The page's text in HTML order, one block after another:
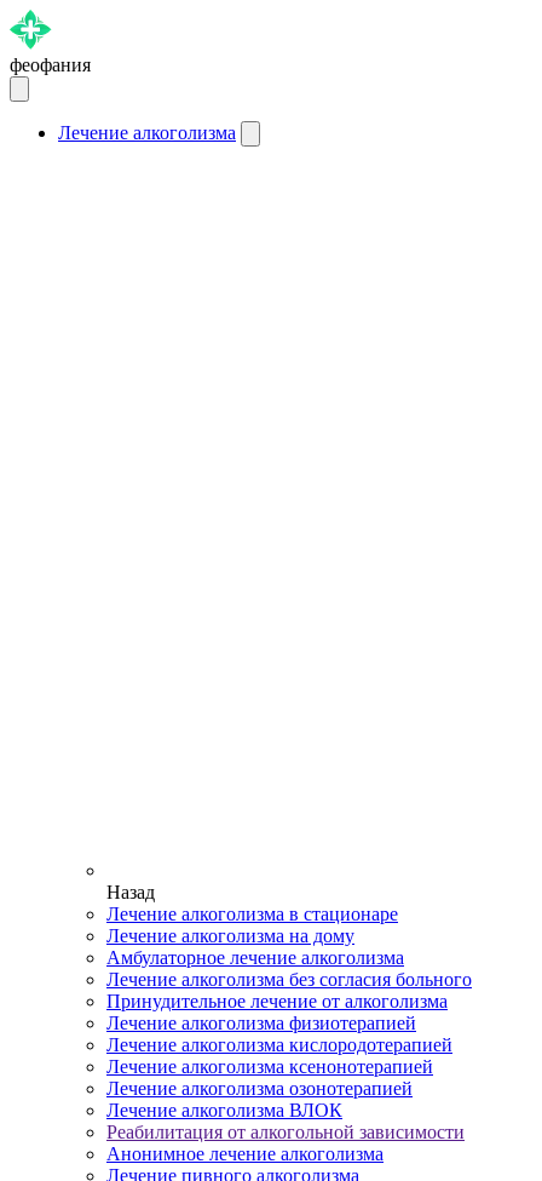
феофания
Лечение алкоголизма
Назад
Лечение алкоголизма в стационаре
Лечение алкоголизма на дому
Амбулаторное лечение алкоголизма
Лечение алкоголизма без согласия больного
Принудительное лечение от алкоголизма
Лечение алкоголизма физиотерапией
Лечение алкоголизма кислородотерапией
Лечение алкоголизма ксенонотерапией
Лечение алкоголизма озонотерапией
Лечение алкоголизма ВЛОК
Реабилитация от алкогольной зависимости
Анонимное лечение алкоголизма
Лечение пивного алкоголизма